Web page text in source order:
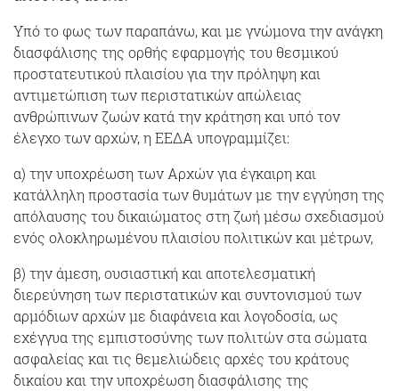
Υπό το φως των παραπάνω, και με γνώμονα την ανάγκη
διασφάλισης της ορθής εφαρμογής του θεσμικού
προστατευτικού πλαισίου για την πρόληψη και
αντιμετώπιση των περιστατικών απώλειας
ανθρώπινων ζωών κατά την κράτηση και υπό τον
έλεγχο των αρχών, η ΕΕΔΑ υπογραμμίζει:
α) την υποχρέωση των Αρχών για έγκαιρη και
κατάλληλη προστασία των θυμάτων με την εγγύηση της
απόλαυσης του δικαιώματος στη ζωή μέσω σχεδιασμού
ενός ολοκληρωμένου πλαισίου πολιτικών και μέτρων,
β) την άμεση, ουσιαστική και αποτελεσματική
διερεύνηση των περιστατικών και συντονισμού των
αρμόδιων αρχών με διαφάνεια και λογοδοσία, ως
εχέγγυα της εμπιστοσύνης των πολιτών στα σώματα
ασφαλείας και τις θεμελιώδεις αρχές του κράτους
δικαίου και την υποχρέωση διασφάλισης της